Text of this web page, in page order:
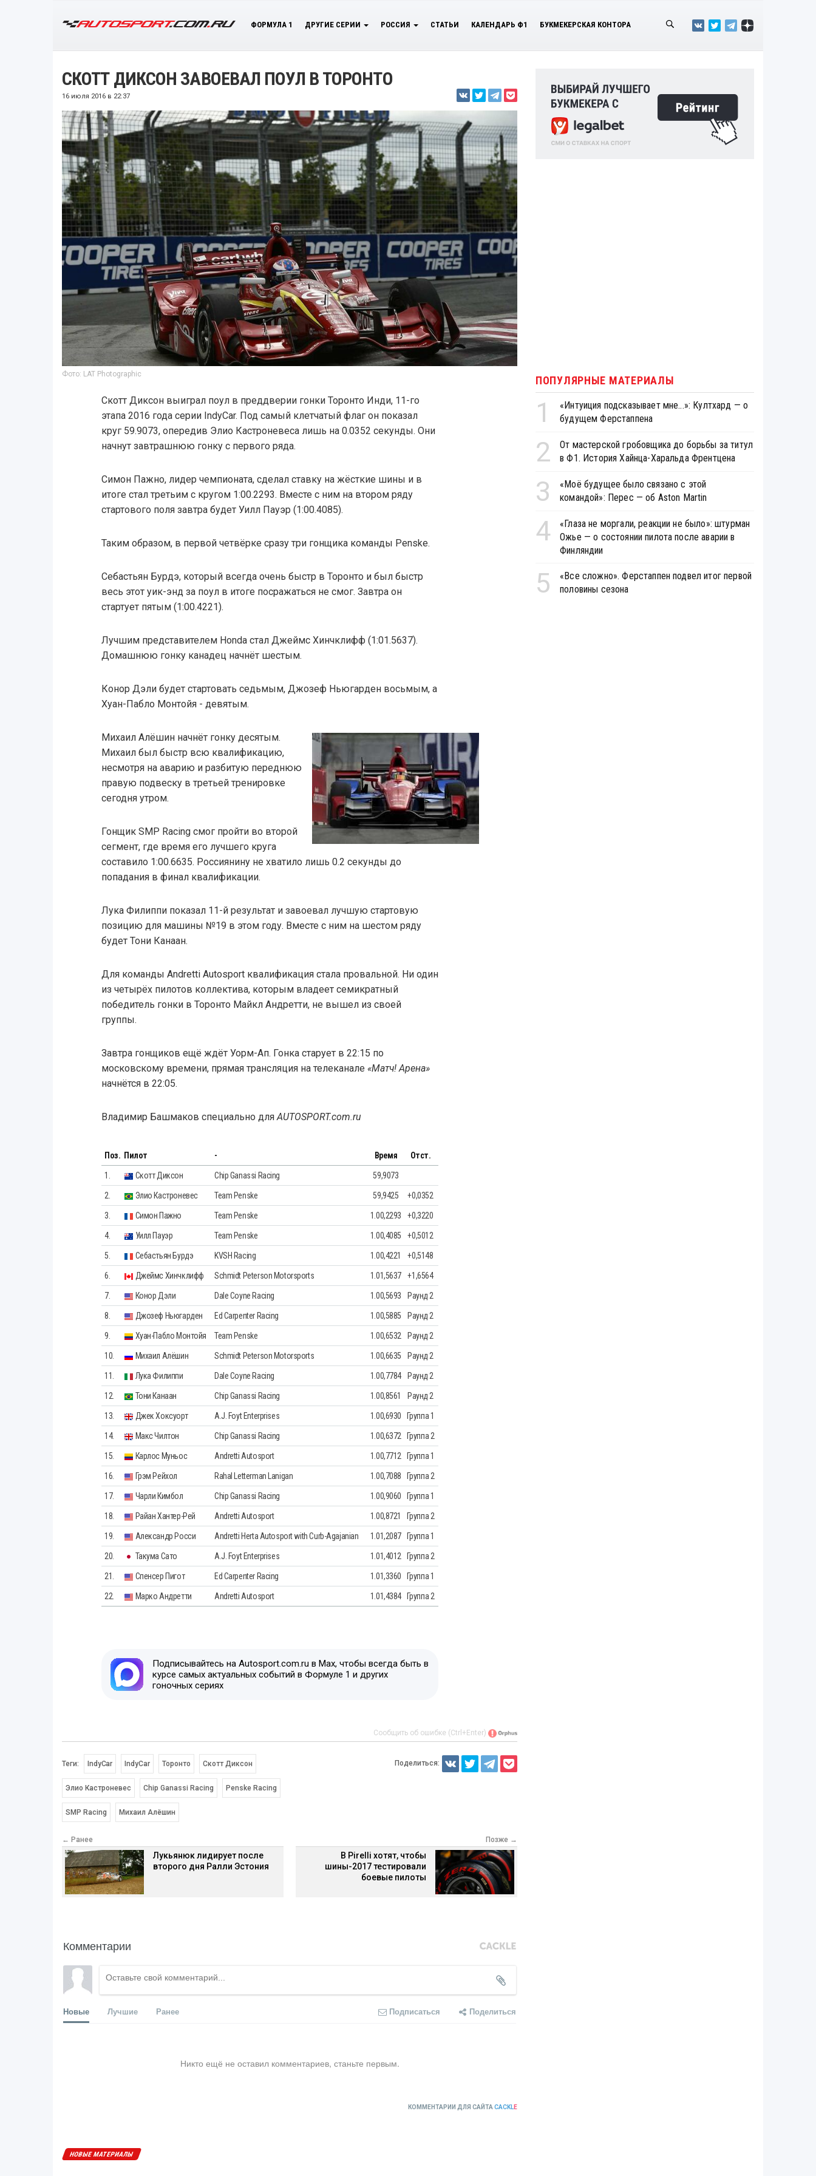
ФОРМУЛА 1 ДРУГИЕ СЕРИИ РОССИЯ СТАТЬИ КАЛЕНДАРЬ Ф1 БУКМЕКЕРСКАЯ КОНТОРА
СКОТТ ДИКСОН ЗАВОЕВАЛ ПОУЛ В ТОРОНТО
16 июля 2016 в 22:37
Фото: LAT Photographic
Скотт Диксон выиграл поул в преддверии гонки Торонто Инди, 11-го
этапа 2016 года серии IndyCar. Под самый клетчатый флаг он показал
круг 59.9073, опередив Элио Кастроневеса лишь на 0.0352 секунды. Они
начнут завтрашнюю гонку с первого ряда.
Симон Пажно, лидер чемпионата, сделал ставку на жёсткие шины и в
итоге стал третьим с кругом 1:00.2293. Вместе с ним на втором ряду
стартового поля завтра будет Уилл Пауэр (1:00.4085).
Таким образом, в первой четвёрке сразу три гонщика команды Penske.
Себастьян Бурдэ, который всегда очень быстр в Торонто и был быстр
весь этот уик-энд за поул в итоге посражаться не смог. Завтра он
стартует пятым (1:00.4221).
Лучшим представителем Honda стал Джеймс Хинчклифф (1:01.5637).
Домашнюю гонку канадец начнёт шестым.
Конор Дэли будет стартовать седьмым, Джозеф Ньюгарден восьмым, а
Хуан-Пабло Монтойя - девятым.
Михаил Алёшин начнёт гонку десятым.
Михаил был быстр всю квалификацию,
несмотря на аварию и разбитую переднюю
правую подвеску в третьей тренировке
сегодня утром.
Гонщик SMP Racing смог пройти во второй
сегмент, где время его лучшего круга
составило 1:00.6635. Россиянину не хватило лишь 0.2 секунды до
попадания в финал квалификации.
Лука Филиппи показал 11-й результат и завоевал лучшую стартовую
позицию для машины №19 в этом году. Вместе с ним на шестом ряду
будет Тони Канаан.
Для команды Andretti Autosport квалификация стала провальной. Ни один
из четырёх пилотов коллектива, которым владеет семикратный
победитель гонки в Торонто Майкл Андретти, не вышел из своей
группы.
Завтра гонщиков ещё ждёт Уорм-Ап. Гонка старует в 22:15 по
московскому времени, прямая трансляция на телеканале «Матч! Арена»
начнётся в 22:05.
Владимир Башмаков специально дляAUTOSPORT.com.ru
Поз. Пилот - Время Отст.
1. Скотт Диксон Chip Ganassi Racing 59,9073
2. Элио Кастроневеc Team Penske 59,9425 +0,0352
3. Симон Пажно Team Penske 1.00,2293 +0,3220
4. Уилл Пауэр Team Penske 1.00,4085 +0,5012
5. Себастьян Бурдэ KVSH Racing 1.00,4221 +0,5148
6. Джеймс Хинчклифф Schmidt Peterson Motorsports 1.01,5637 +1,6564
7. Конор Дэли Dale Coyne Racing 1.00,5693 Раунд 2
8. Джозеф Ньюгарден Ed Carpenter Racing 1.00,5885 Раунд 2
9. Хуан-Пабло Монтойя Team Penske 1.00,6532 Раунд 2
10. Михаил Алёшин Schmidt Peterson Motorsports 1.00,6635 Раунд 2
11. Лука Филиппи Dale Coyne Racing 1.00,7784 Раунд 2
12. Тони Канаан Chip Ganassi Racing 1.00,8561 Раунд 2
13. Джек Хоксуорт A.J. Foyt Enterprises 1.00,6930 Группа 1
14. Макс Чилтон Chip Ganassi Racing 1.00,6372 Группа 2
15. Карлос Муньос Andretti Autosport 1.00,7712 Группа 1
16. Грэм Рейхол Rahal Letterman Lanigan 1.00,7088 Группа 2
17. Чарли Кимбол Chip Ganassi Racing 1.00,9060 Группа 1
18. Райан Хантер-Рей Andretti Autosport 1.00,8721 Группа 2
19. Александр Росси Andretti Herta Autosport with Curb-Agajanian 1.01,2087 Группа 1
20. Такума Сато A.J. Foyt Enterprises 1.01,4012 Группа 2
21. Спенсер Пигот Ed Carpenter Racing 1.01,3360 Группа 1
22. Марко Андретти Andretti Autosport 1.01,4384 Группа 2
Подписывайтесь на Autosport.com.ru в Max, чтобы всегда быть в
курсе самых актуальных событий в Формуле 1 и других
гоночных сериях
Сообщить об ошибке (Ctrl+Enter)
Теги: IndyCar IndyCar Торонто Скотт Диксон
Элио Кастроневес Chip Ganassi Racing Penske Racing
SMP Racing Михаил Алёшин
Поделиться:
← Ранее
Лукьянюк лидирует после
второго дня Ралли Эстония
Позже →
В Pirelli хотят, чтобы
шины-2017 тестировали
боевые пилоты
Комментарии
Новые Лучшие Ранее Подписаться Поделиться
Никто ещё не оставил комментариев, станьте первым.
КОММЕНТАРИИ ДЛЯ САЙТА CACKLE
НОВЫЕ МАТЕРИАЛЫ
ПОПУЛЯРНЫЕ МАТЕРИАЛЫ
1
«Интуиция подсказывает мне...»: Култхард — о
будущем Ферстаппена
2
От мастерской гробовщика до борьбы за титул
в Ф1. История Хайнца-Харальда Френтцена
3
«Моё будущее было связано с этой
командой»: Перес — об Aston Martin
4
«Глаза не моргали, реакции не было»: штурман
Ожье — о состоянии пилота после аварии в
Финляндии
5
«Все сложно». Ферстаппен подвел итог первой
половины сезона